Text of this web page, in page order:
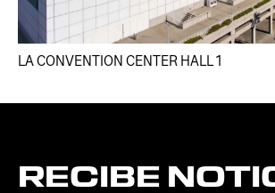
LA CONVENTION CENTER HALL 1
RECIBE